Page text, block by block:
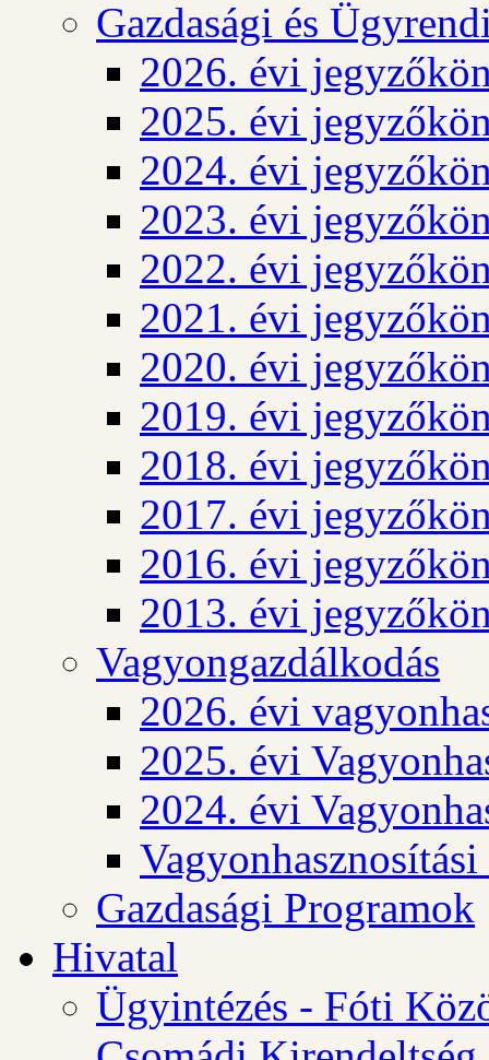
Gazdasági és
2026. évi
2025. évi
2024. évi
2023. évi
2022. évi
2021. évi
2020. évi
2019. évi
2018. évi
2017. évi
2016. évi
2013. évi
Vagyongazdálkodás
2026. évi
2025. évi
2024. évi
Gazdasági Programok
Hivatal
Ügyintézés - Fóti